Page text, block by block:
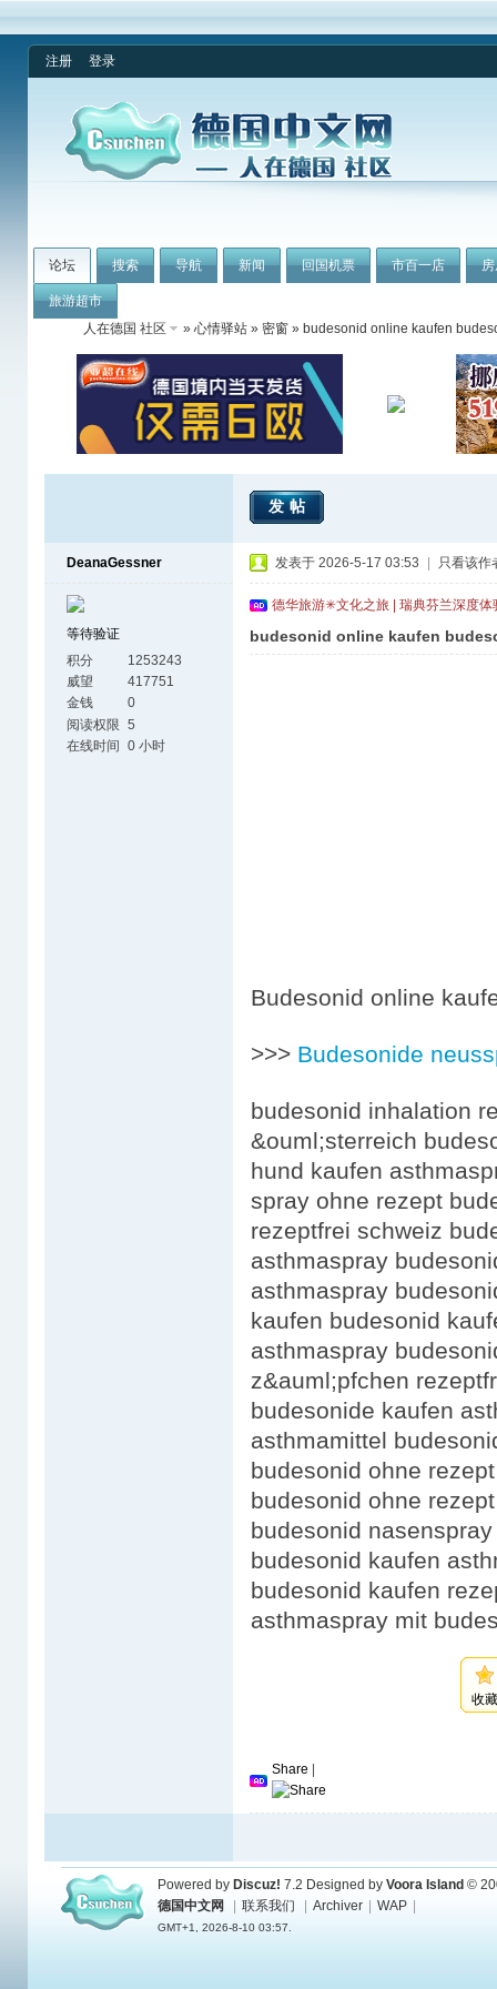
注册 登录
论坛 搜索 导航 新闻 回国机票 市百一店
旅游超市
人在德国 社区
» 心情驿站 » 密窗 » budesonid online kaufen
发帖
DeanaGessner
等待验证
积分
1253243
威望
417751
金钱
0
阅读权限 5
在线时间 0 小时
发表于 2026-5-17 03:53 只看该作
德华旅游✳文化之旅 | 瑞典芬兰深度
budesonid online kaufen
Budesonid online
>>> Budesonide
budesonid inhalation
&ouml;sterreich
hund kaufen
spray ohne rezept
rezeptfrei schweiz
asthmaspray
asthmaspray
kaufen budesonid
asthmaspray
z&auml;pfchen
budesonide kaufen
asthmamittel
budesonid ohne
budesonid ohne
budesonid
budesonid kaufen
budesonid kaufen
asthmaspray mit
收
Share
Powered by Discuz! 7.2 Designed by Voora Island ©
德国中文网
联系我们 Archiver WAP
GMT+1, 2026-8-10 03:57.